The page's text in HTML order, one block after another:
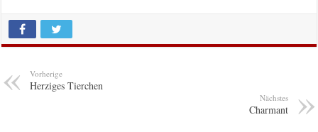
Vorherige
Herziges Tierchen
Nächstes
Charmant